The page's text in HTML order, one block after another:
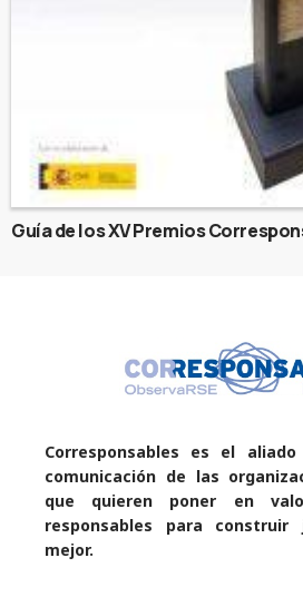
Guía de los XV Premios
Corresponsables es el
comunicación de las
que quieren poner en
responsables para
mejor.